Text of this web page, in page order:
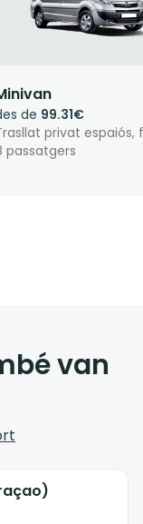
de 99.31€
privat espaiós,
passatgers
van